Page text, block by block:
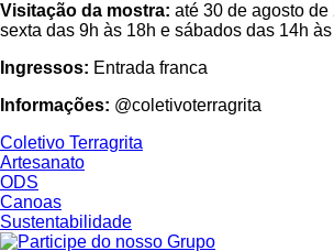
Visitação da mostra: até 30 de agosto de
sexta das 9h às 18h e sábados das 14h
Ingressos: Entrada franca
Informações: @coletivoterragrita
Coletivo Terragrita
Artesanato
ODS
Canoas
Sustentabilidade